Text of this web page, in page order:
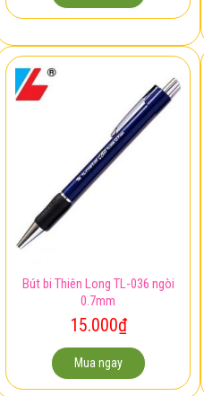
Bút bi Thiên Long TL-036 ngòi
0.7mm
15.000₫
Mua ngay